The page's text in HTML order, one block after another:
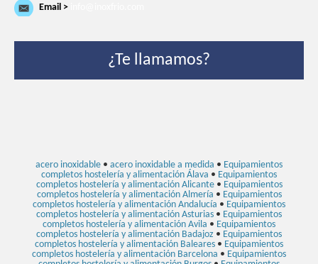
Email >
¿Te llamamos?
acero inoxidable • acero inoxidable a medida • Equipamientos
completos hostelería y alimentación Álava • Equipamientos
completos hostelería y alimentación Alicante• Equipamientos
completos hostelería y alimentación Almería • Equipamientos
completos hostelería y alimentación Andalucía • Equipamientos
completos hostelería y alimentación Asturias • Equipamientos
completos hostelería y alimentación Avila • Equipamientos
completos hostelería y alimentación Badajoz • Equipamientos
completos hostelería y alimentación Baleares • Equipamientos
completos hostelería y alimentación Barcelona • Equipamientos